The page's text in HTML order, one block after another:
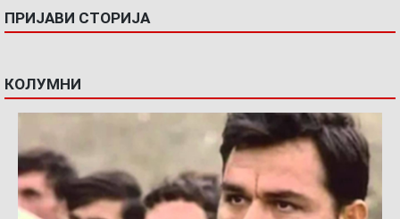
ПРИЈАВИ СТОРИЈА
КОЛУМНИ